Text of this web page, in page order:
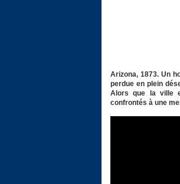
Arizona, 1873. Un
perdue en plein
Alors que la ville
confrontés à une